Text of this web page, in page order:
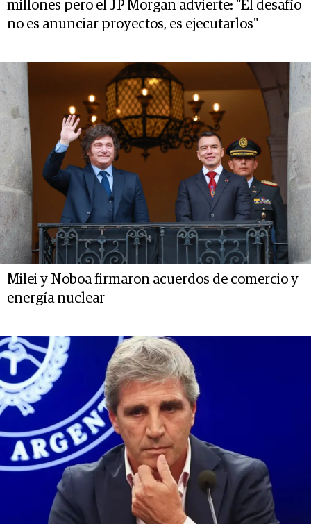
millones pero el JP Morgan advierte: "El desafío
no es anunciar proyectos, es ejecutarlos"
Milei y Noboa firmaron acuerdos de comercio y
energía nuclear